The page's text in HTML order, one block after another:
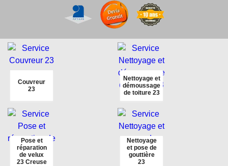
Couvreur
23
Nettoyage et
démoussage
de toiture 23
Pose et
réparation
de velux
23 Creuse
Nettoyage
et pose de
gouttière
23